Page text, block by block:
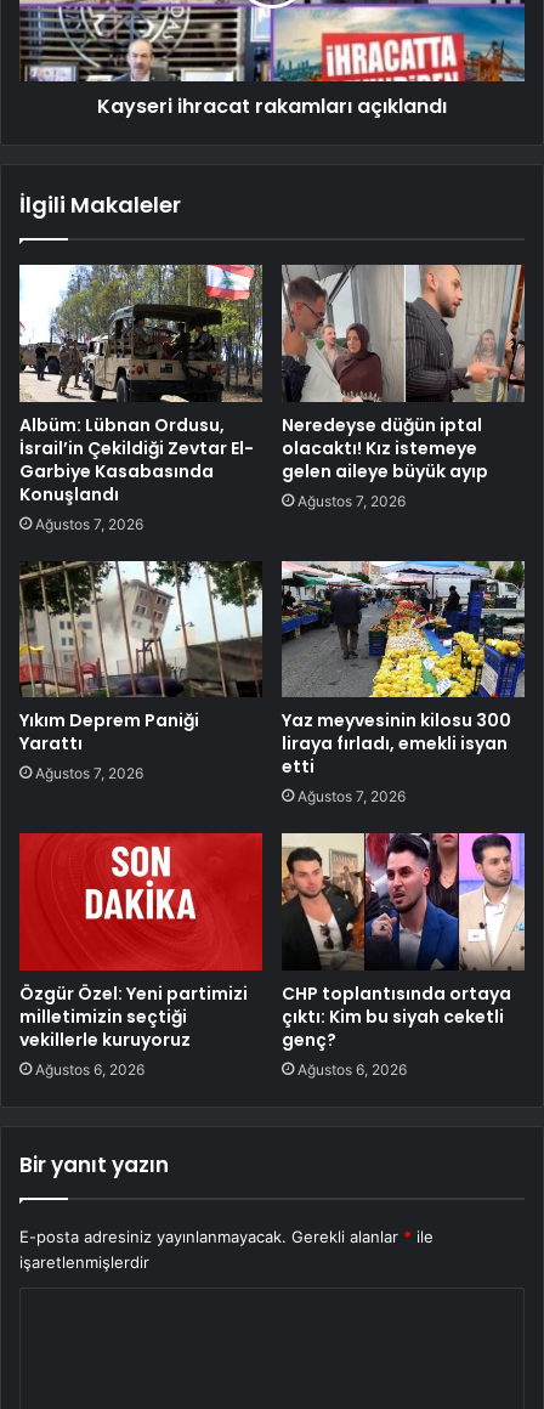
Kayseri ihracat rakamları açıklandı
İlgili Makaleler
Albüm: Lübnan Ordusu,
İsrail’in Çekildiği Zevtar El-
Garbiye Kasabasında
Konuşlandı
Ağustos 7, 2026
Neredeyse düğün iptal
olacaktı! Kız istemeye
gelen aileye büyük ayıp
Ağustos 7, 2026
Yıkım Deprem Paniği
Yarattı
Ağustos 7, 2026
Yaz meyvesinin kilosu 300
liraya fırladı, emekli isyan
etti
Ağustos 7, 2026
Özgür Özel: Yeni partimizi
milletimizin seçtiği
vekillerle kuruyoruz
Ağustos 6, 2026
CHP toplantısında ortaya
çıktı: Kim bu siyah ceketli
genç?
Ağustos 6, 2026
Bir yanıt yazın
E-posta adresiniz yayınlanmayacak. Gerekli alanlar * ile
işaretlenmişlerdir